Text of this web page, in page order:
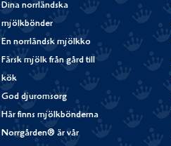
Dina norrländska
mjölkbönder
En norrländsk mjölkko
Färsk mjölk från gård till
kök
God djuromsorg
Här finns mjölkbönderna
Norrgården® är vår